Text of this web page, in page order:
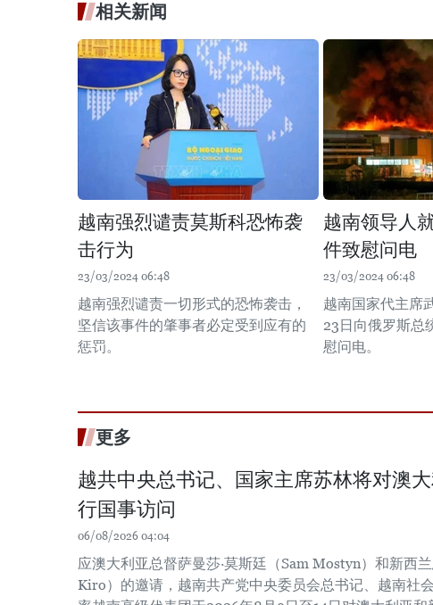
相关新闻
越南强烈谴责莫斯科恐怖袭
击行为
23/03/2024 06:48
越南强烈谴责一切形式的恐怖袭击，
坚信该事件的肇事者必定受到应有的
惩罚。
越南领导人
件致慰问电
23/03/2024 06:48
越南国家代主席
23日向俄罗斯总
慰问电。
更多
越共中央总书记、国家主席苏林将对澳
行国事访问
06/08/2026 04:04
应澳大利亚总督萨曼莎·莫斯廷（Sam Mostyn）和新西
Kiro）的邀请，越南共产党中央委员会总书记、越南社